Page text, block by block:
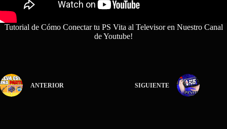
Tutorial de Cómo Conectar tu PS Vita al Televisor en Nuestro Canal
de Youtube!
ANTERIOR SIGUIENTE